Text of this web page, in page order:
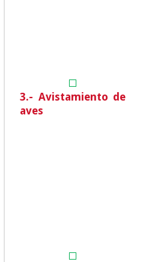
3.- Avistamiento de
aves